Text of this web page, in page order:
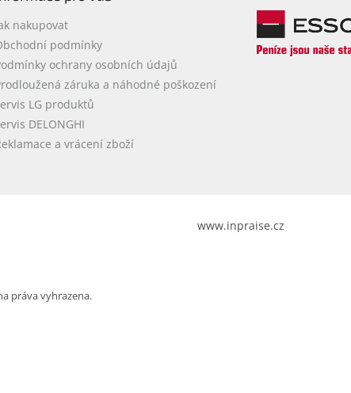
nakupovat
podmínky
ochrany osobních údajů
záruka a náhodné poškození
LG produktů
DELONGHI
a vrácení zboží
www.inpraise.cz
práva vyhrazena.